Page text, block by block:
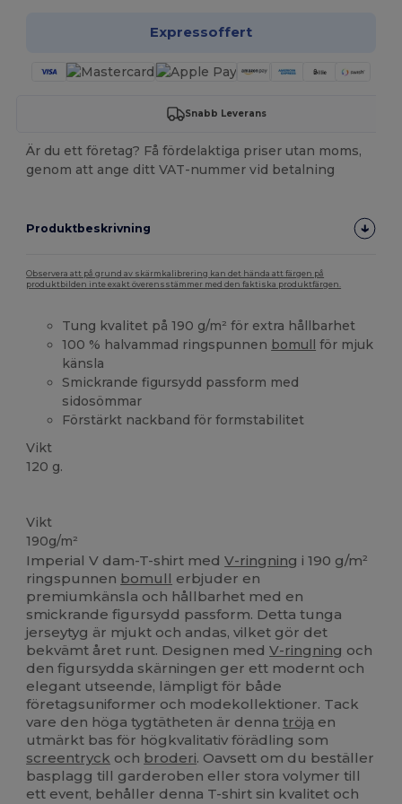
Expressoffert
Snabb Leverans
Är du ett företag? Få fördelaktiga priser utan moms,
genom att ange ditt VAT-nummer vid betalning
Produktbeskrivning
Observera att på grund av skärmkalibrering kan det hända att färgen på
produktbilden inte exakt överensstämmer med den faktiska produktfärgen.
Tung kvalitet på 190 g/m² för extra hållbarhet
100 % halvammad ringspunnen bomull för mjuk
känsla
Smickrande figursydd passform med
sidosömmar
Förstärkt nackband för formstabilitet
Vikt
120 g.
Vikt
190g/m²
Imperial V dam-T-shirt medV-ringning i 190 g/m²
ringspunnen bomull erbjuder en
premiumkänsla och hållbarhet med en
smickrande figursydd passform. Detta tunga
jerseytyg är mjukt och andas, vilket gör det
bekvämt året runt. Designen medV-ringning och
den figursydda skärningen ger ett modernt och
elegant utseende, lämpligt för både
företagsuniformer och modekollektioner. Tack
vare den höga tygtätheten är dennatröja en
utmärkt bas för högkvalitativ förädling som
screentryck och broderi. Oavsett om du beställer
basplagg till garderoben eller stora volymer till
ett event, behåller denna T-shirt sin kvalitet och